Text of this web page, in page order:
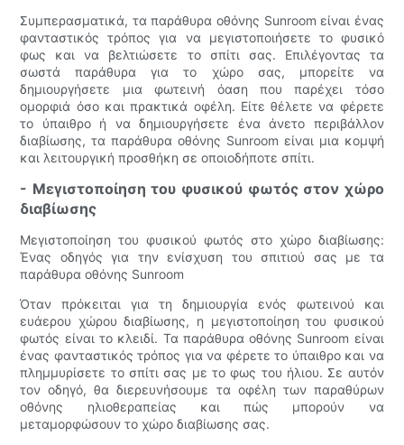
Συμπερασματικά, τα παράθυρα οθόνης Sunroom είναι ένας
φανταστικός τρόπος για να μεγιστοποιήσετε το φυσικό
φως και να βελτιώσετε το σπίτι σας. Επιλέγοντας τα
σωστά παράθυρα για το χώρο σας, μπορείτε να
δημιουργήσετε μια φωτεινή όαση που παρέχει τόσο
ομορφιά όσο και πρακτικά οφέλη. Είτε θέλετε να φέρετε
το ύπαιθρο ή να δημιουργήσετε ένα άνετο περιβάλλον
διαβίωσης, τα παράθυρα οθόνης Sunroom είναι μια κομψή
και λειτουργική προσθήκη σε οποιοδήποτε σπίτι.
- Μεγιστοποίηση του φυσικού φωτός στον χώρο
διαβίωσης
Μεγιστοποίηση του φυσικού φωτός στο χώρο διαβίωσης:
Ένας οδηγός για την ενίσχυση του σπιτιού σας με τα
παράθυρα οθόνης Sunroom
Όταν πρόκειται για τη δημιουργία ενός φωτεινού και
ευάερου χώρου διαβίωσης, η μεγιστοποίηση του φυσικού
φωτός είναι το κλειδί. Τα παράθυρα οθόνης Sunroom είναι
ένας φανταστικός τρόπος για να φέρετε το ύπαιθρο και να
πλημμυρίσετε το σπίτι σας με το φως του ήλιου. Σε αυτόν
τον οδηγό, θα διερευνήσουμε τα οφέλη των παραθύρων
οθόνης ηλιοθεραπείας και πώς μπορούν να
μεταμορφώσουν το χώρο διαβίωσης σας.